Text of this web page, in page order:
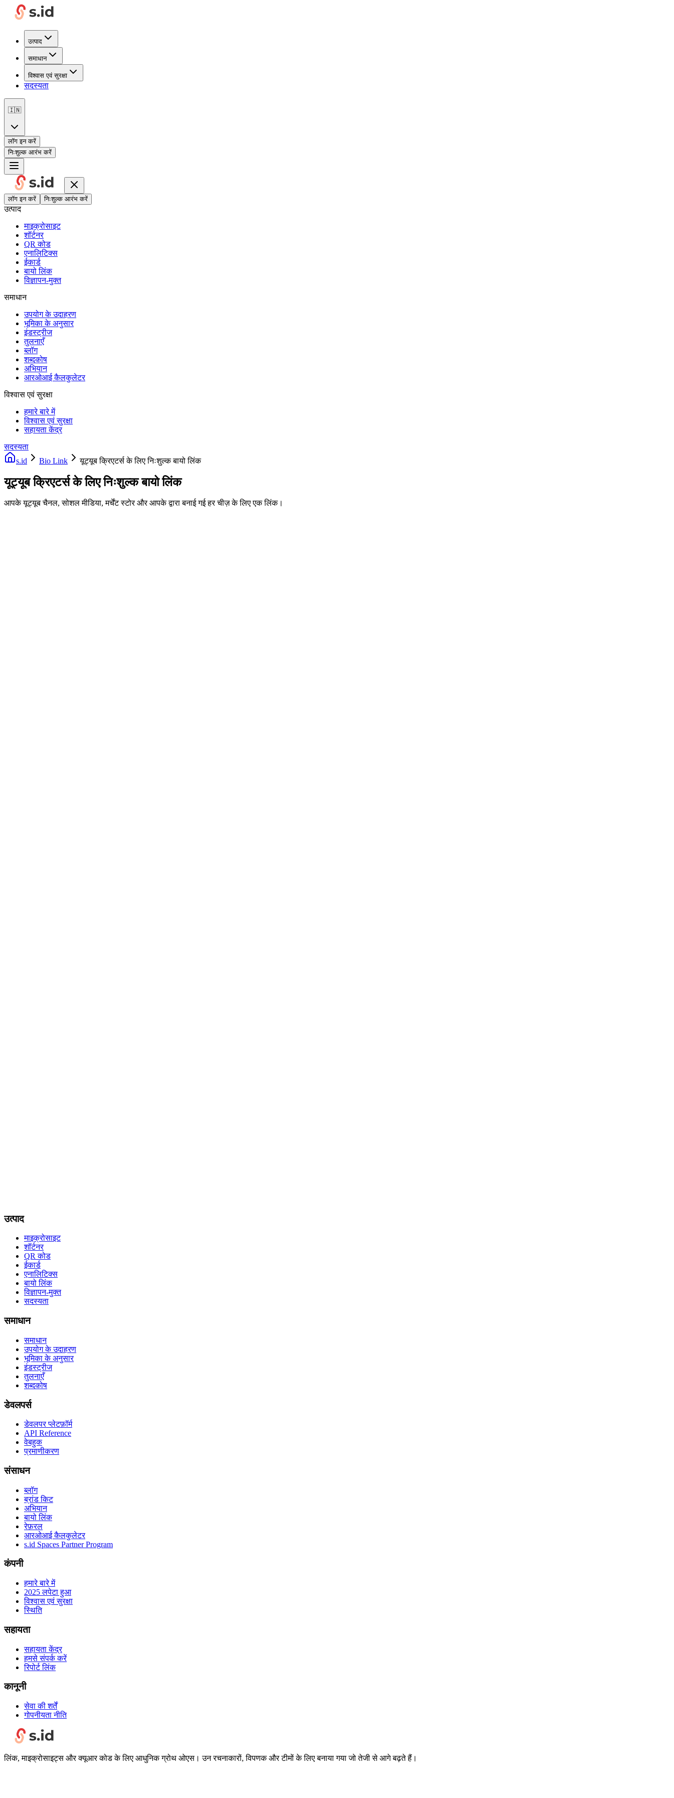
उत्पाद
समाधान
विश्वास एवं सुरक्षा
सदस्यता
🇮🇳
लॉग इन करें
निःशुल्क आरंभ करें
लॉग इन करें निःशुल्क आरंभ करें
उत्पाद
माइक्रोसाइट
शॉर्टनर
QR कोड
एनालिटिक्स
ईकार्ड
बायो लिंक
विज्ञापन-मुक्त
समाधान
उपयोग के उदाहरण
भूमिका के अनुसार
इंडस्ट्रीज
तुलनाएँ
ब्लॉग
शब्दकोष
अभियान
आरओआई कैलकुलेटर
विश्वास एवं सुरक्षा
हमारे बारे में
विश्वास एवं सुरक्षा
सहायता केंद्र
सदस्यता
s.id
Bio Link यूट्यूब क्रिएटर्स के लिए निःशुल्क बायो लिंक
यूट्यूब क्रिएटर्स के लिए निःशुल्क बायो लिंक
आपके यूट्यूब चैनल, सोशल मीडिया, मर्चेंट स्टोर और आपके द्वारा बनाई गई हर चीज़ के लिए एक लिंक।
उत्पाद
माइक्रोसाइट
शॉर्टनर
QR कोड
ईकार्ड
एनालिटिक्स
बायो लिंक
विज्ञापन-मुक्त
सदस्यता
समाधान
समाधान
उपयोग के उदाहरण
भूमिका के अनुसार
इंडस्ट्रीज
तुलनाएँ
शब्दकोष
डेवलपर्स
डेवलपर प्लेटफ़ॉर्म
API Reference
वेबहुक
प्रमाणीकरण
संसाधन
ब्लॉग
ब्रांड किट
अभियान
बायो लिंक
रेफ़रल
आरओआई कैलकुलेटर
s.id Spaces Partner Program
कंपनी
हमारे बारे में
2025 लपेटा हुआ
विश्वास एवं सुरक्षा
स्थिति
सहायता
सहायता केंद्र
हमसे संपर्क करें
रिपोर्ट लिंक
कानूनी
सेवा की शर्तें
गोपनीयता नीति
लिंक, माइक्रोसाइट्स और क्यूआर कोड के लिए आधुनिक ग्रोथ ओएस। उन रचनाकारों, विपणक और टीमों के लिए बनाया गया जो तेजी से आगे बढ़ते हैं।